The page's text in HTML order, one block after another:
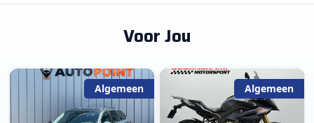
Voor Jou
Algemeen Algemeen